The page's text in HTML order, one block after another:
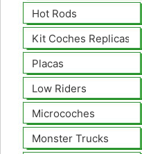
Hot Rods
Kit Coches Replicas
Placas
Low Riders
Microcoches
Monster Trucks